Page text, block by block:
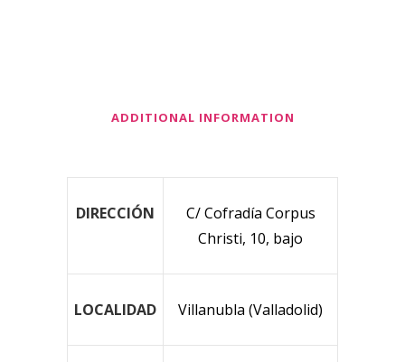
ADDITIONAL INFORMATION
DIRECCIÓN
C/ Cofradía Corpus
Christi, 10, bajo
LOCALIDAD Villanubla (Valladolid)